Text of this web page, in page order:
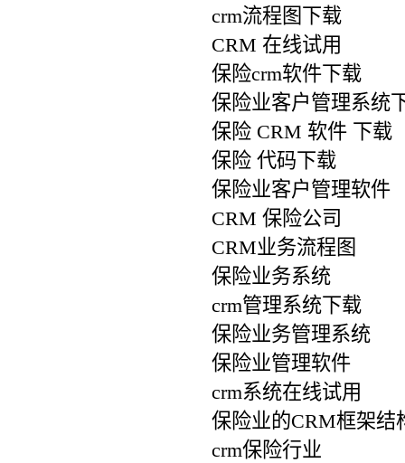
crm流程图下载
CRM 在线试用
保险crm软件下载
保险业客户管理系统
保险 CRM 软件 下载
保险 代码下载
保险业客户管理软件
CRM 保险公司
CRM业务流程图
保险业务系统
crm管理系统下载
保险业务管理系统
保险业管理软件
crm系统在线试用
保险业的CRM框架结
crm保险行业